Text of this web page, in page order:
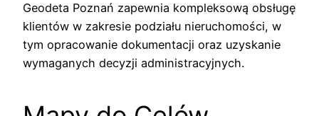
Geodeta Poznań zapewnia kompleksową obsługę
klientów w zakresie podziału nieruchomości, w
tym opracowanie dokumentacji oraz uzyskanie
wymaganych decyzji administracyjnych.